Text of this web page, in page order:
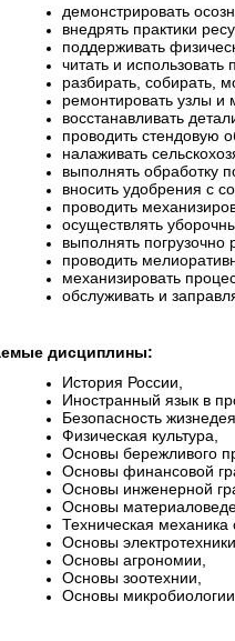
демонстрировать
внедрять практики
поддерживать
читать и
разбирать, собирать,
ремонтировать узлы и
восстанавливать
проводить стендовую
налаживать
выполнять обработку
вносить удобрения с
проводить
осуществлять
выполнять погрузочно
проводить
механизировать
обслуживать и
дисциплины:
История России,
Иностранный язык в
Безопасность
Физическая культура,
Основы бережливого
Основы финансовой
Основы инженерной
Основы
Техническая механика
Основы электротехники,
Основы агрономии,
Основы зоотехнии,
Основы